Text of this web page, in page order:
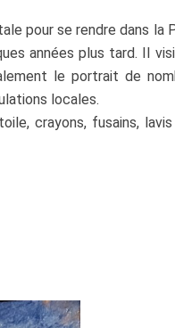
pour se rendre dans
années plus tard. Il
le portrait de
locales.
crayons, fusains,